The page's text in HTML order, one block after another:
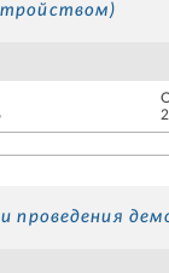
проведения